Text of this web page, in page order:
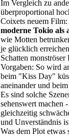
Im Vergleich zu
überproportional
Coixets neuem Film:
moderne Tokio als
wie Motten
je glücklich
Schatten
Vorgaben: So wird
beim "Kiss Day"
aneinander und
Es sind solche
sehenswert machen
gleichzeitig
und Unverständnis
Was dem Plot etwas